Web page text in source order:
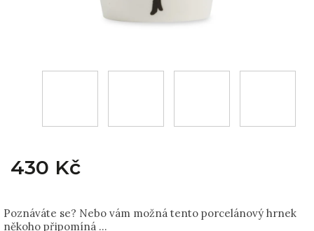
430 Kč
Poznáváte se? Nebo vám možná tento porcelánový hrnek
někoho připomíná ...